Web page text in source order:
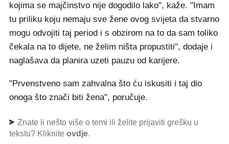
kojima se majčinstvo nije dogodilo lako", kaže. "Imam
tu priliku koju nemaju sve žene ovog svijeta da stvarno
mogu odvojiti taj period i s obzirom na to da sam toliko
čekala na to dijete, ne želim ništa propustiti", dodaje i
naglašava da planira uzeti pauzu od karijere.
"Prvenstveno sam zahvalna što ću iskusiti i taj dio
onoga što znači biti žena", poručuje.
Znate li nešto više o temi ili želite prijaviti grešku u
tekstu? Kliknite ovdje.